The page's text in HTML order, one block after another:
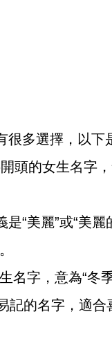
很多選擇，以下
頭的女生名字，
是“美麗”或“美麗
名字，意為“冬季
記的名字，適合